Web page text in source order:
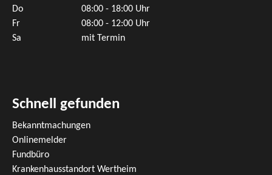
Do
08:00 - 18:00 Uhr
Fr
08:00 - 12:00 Uhr
Sa
mit Termin
Schnell gefunden
Bekanntmachungen
Onlinemelder
Fundbüro
Krankenhausstandort Wertheim